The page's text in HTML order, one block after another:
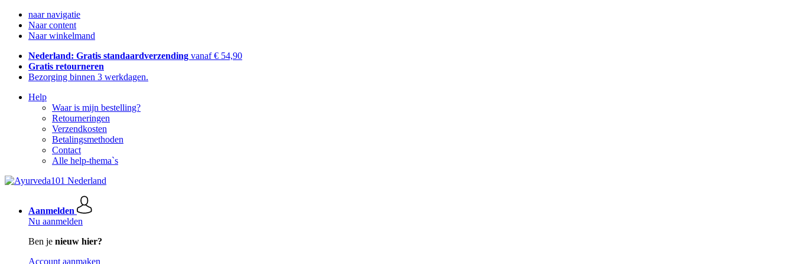
naar navigatie
Naar content
Naar winkelmand
Nederland: Gratis standaardverzending vanaf € 54,90
Gratis retourneren
Bezorging binnen 3 werkdagen.
Help
Waar is mijn bestelling?
Retourneringen
Verzendkosten
Betalingsmethoden
Contact
Alle help-thema`s
Aanmelden
Nu aanmelden
Ben je nieuw hier?
Account aanmaken